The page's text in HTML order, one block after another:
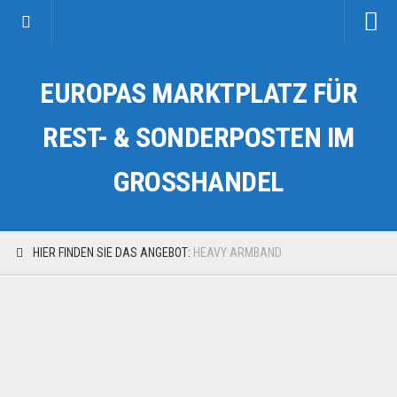
Kategorien
Auto & Motorrad
Fahrzeuge & Transport
EUROPAS MARKTPLATZ FÜR
REST- & SONDERPOSTEN IM
GROSSHANDEL
HIER FINDEN SIE DAS ANGEBOT: HEAVY ARMBAND